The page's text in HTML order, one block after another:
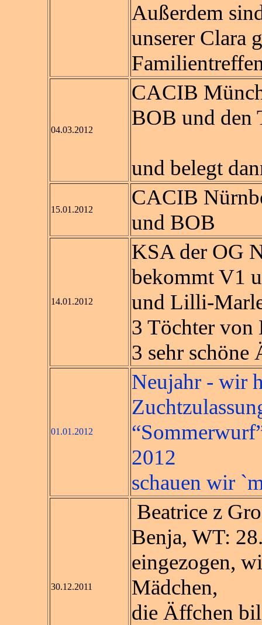
Außerdem
unserer Clara
04.03.2012
CACIB
BOB und den
und belegt
15.01.2012
CACIB
und BOB
14.01.2012
KSA der OG
bekommt V1
und Lilli-
3 Töchter von
3 sehr schöne
01.01.2012
Neujahr - wir
2012
schauen wir
30.12.2011
Beatrice z
Benja, WT:
eingezogen,
Mädchen,
die Äffchen